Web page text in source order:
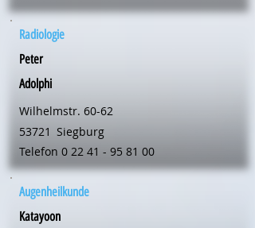
Radiologie
Peter
Adolphi
Wilhelmstr. 60-62
53721 Siegburg
Telefon 0 22 41 - 95 81 00
Augenheilkunde
Katayoon